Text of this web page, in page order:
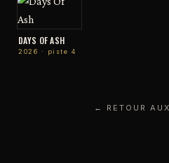
DAYS OF ASH
2026 · piste 4
← RETOUR